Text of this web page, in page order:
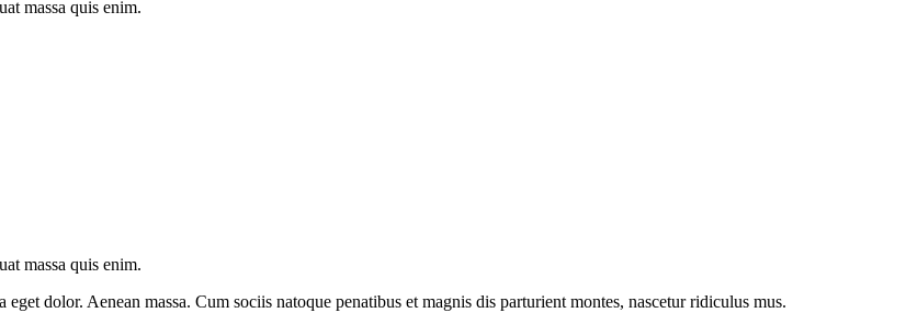
massa quis enim.
massa quis enim.
dolor. Aenean massa. Cum sociis natoque penatibus et magnis dis parturient montes, nascetur ridiculus mus.